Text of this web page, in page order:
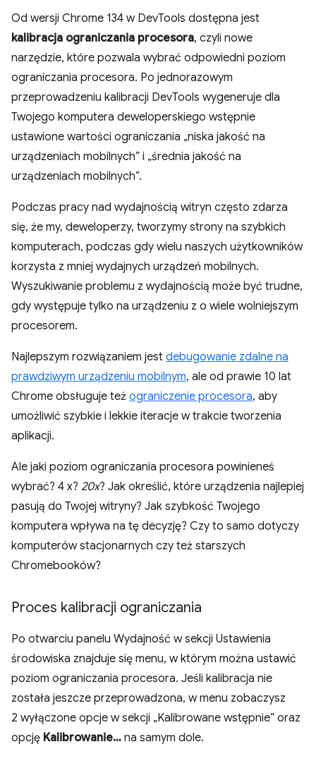
Od wersji Chrome 134 w DevTools dostępna jest
kalibracja ograniczania procesora, czyli nowe
narzędzie, które pozwala wybrać odpowiedni poziom
ograniczania procesora. Po jednorazowym
przeprowadzeniu kalibracji DevTools wygeneruje dla
Twojego komputera deweloperskiego wstępnie
ustawione wartości ograniczania „niska jakość na
urządzeniach mobilnych” i „średnia jakość na
urządzeniach mobilnych”.
Podczas pracy nad wydajnością witryn często zdarza
się, że my, deweloperzy, tworzymy strony na szybkich
komputerach, podczas gdy wielu naszych użytkowników
korzysta z mniej wydajnych urządzeń mobilnych.
Wyszukiwanie problemu z wydajnością może być trudne,
gdy występuje tylko na urządzeniu z o wiele wolniejszym
procesorem.
Najlepszym rozwiązaniem jest debugowanie zdalne na
prawdziwym urządzeniu mobilnym, ale od prawie 10 lat
Chrome obsługuje też ograniczenie procesora, aby
umożliwić szybkie i lekkie iteracje w trakcie tworzenia
aplikacji.
Ale jaki poziom ograniczania procesora powinieneś
wybrać? 4 x? 20x? Jak określić, które urządzenia najlepiej
pasują do Twojej witryny? Jak szybkość Twojego
komputera wpływa na tę decyzję? Czy to samo dotyczy
komputerów stacjonarnych czy też starszych
Chromebooków?
Proces kalibracji ograniczania
Po otwarciu panelu Wydajność w sekcji Ustawienia
środowiska znajduje się menu, w którym można ustawić
poziom ograniczania procesora. Jeśli kalibracja nie
została jeszcze przeprowadzona, w menu zobaczysz
2 wyłączone opcje w sekcji „Kalibrowane wstępnie” oraz
opcję Kalibrowanie… na samym dole.